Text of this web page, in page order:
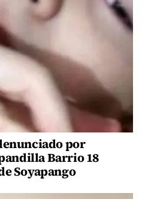
por
Barrio 18
Soyapango